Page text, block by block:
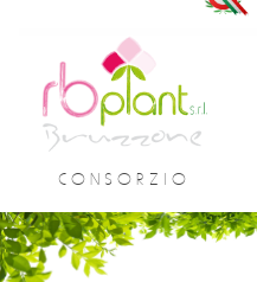
CONSORZIO